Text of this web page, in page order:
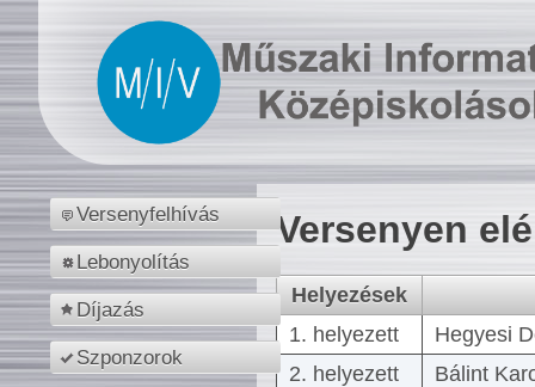
Versenyfelhívás
Lebonyolítás
Díjazás
Szponzorok
Versenyen
Helyezések
1. helyezett
Hegyesi
2. helyezett
Bálint